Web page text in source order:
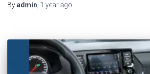
Byadmin 1 year ago